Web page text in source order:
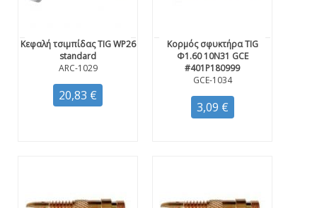
Κεφαλή τσιμπίδας TIG WP26
standard
ARC-1029
20,83 €
Κορμός σφυκτήρα TIG
Φ1.60 10N31 GCE
#401P180999
GCE-1034
3,09 €